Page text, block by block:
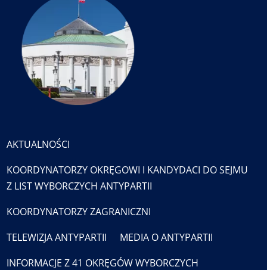
AKTUALNOŚCI
KOORDYNATORZY OKRĘGOWI I KANDYDACI DO SEJMU
Z LIST WYBORCZYCH ANTYPARTII
KOORDYNATORZY ZAGRANICZNI
TELEWIZJA ANTYPARTII
MEDIA O ANTYPARTII
INFORMACJE Z 41 OKRĘGÓW WYBORCZYCH